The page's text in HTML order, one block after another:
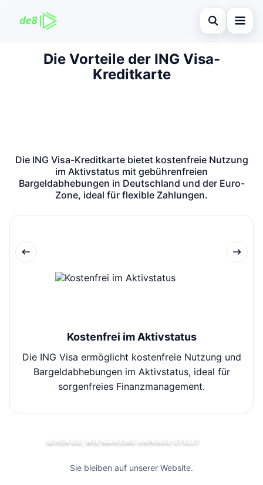
Suche öffnen
Startseite
immobilienmarktes
debitkarte
Die Vorteile der ING Visa-
Kreditkarte
Die ING Visa-Kreditkarte bietet kostenfreie Nutzung
im Aktivstatus mit gebührenfreien
Bargeldabhebungen in Deutschland und der Euro-
Zone, ideal für flexible Zahlungen.
Kostenfrei im Aktivstatus
Die ING Visa ermöglicht kostenfreie Nutzung und
Bargeldabhebungen im Aktivstatus, ideal für
sorgenfreies Finanzmanagement.
SEHEN SIE, WIE MAN EINE ANFRAGE STELLT
Sie bleiben auf unserer Website.